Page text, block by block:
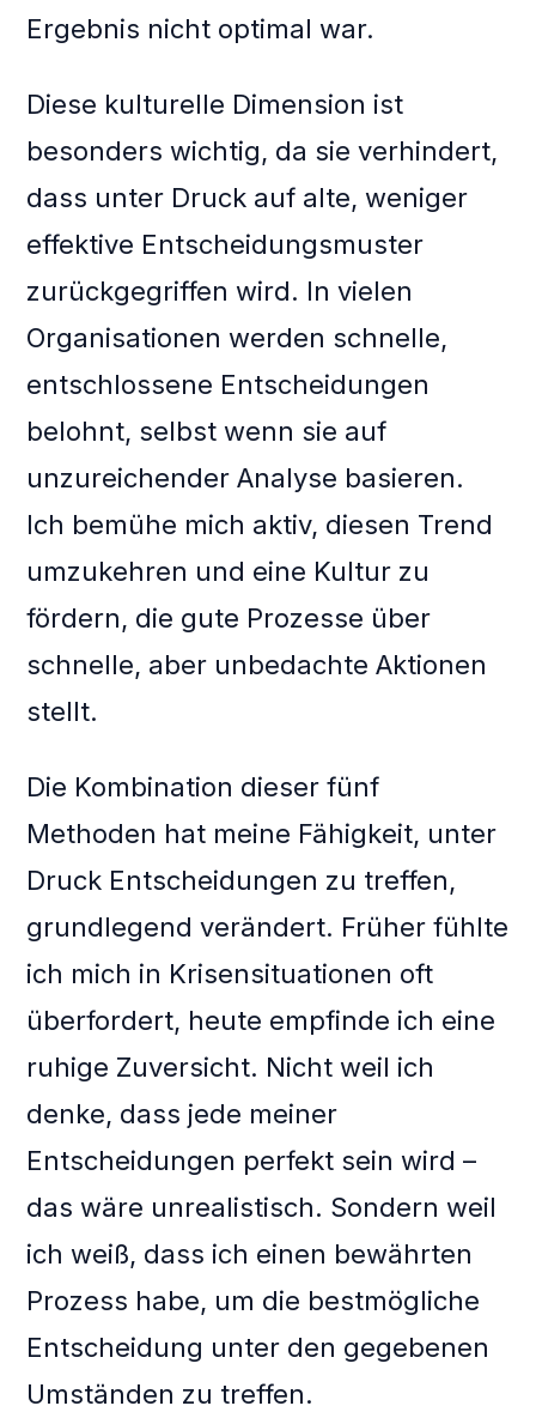
Ergebnis nicht optimal war.
Diese kulturelle Dimension ist
besonders wichtig, da sie verhindert,
dass unter Druck auf alte, weniger
effektive Entscheidungsmuster
zurückgegriffen wird. In vielen
Organisationen werden schnelle,
entschlossene Entscheidungen
belohnt, selbst wenn sie auf
unzureichender Analyse basieren.
Ich bemühe mich aktiv, diesen Trend
umzukehren und eine Kultur zu
fördern, die gute Prozesse über
schnelle, aber unbedachte Aktionen
stellt.
Die Kombination dieser fünf
Methoden hat meine Fähigkeit, unter
Druck Entscheidungen zu treffen,
grundlegend verändert. Früher fühlte
ich mich in Krisensituationen oft
überfordert, heute empfinde ich eine
ruhige Zuversicht. Nicht weil ich
denke, dass jede meiner
Entscheidungen perfekt sein wird –
das wäre unrealistisch. Sondern weil
ich weiß, dass ich einen bewährten
Prozess habe, um die bestmögliche
Entscheidung unter den gegebenen
Umständen zu treffen.